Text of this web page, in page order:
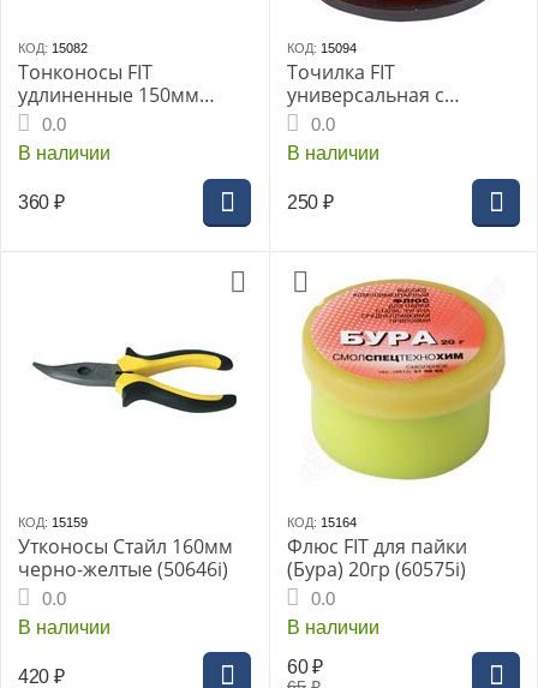
КОД: 15082
Тонконосы FIT
удлиненные 150мм
(51636i)
0.0
В наличии
360 ₽
КОД: 15094
Точилка FIT
универсальная с
вакуумной присоской
60х43мм
0.0
В наличии
250 ₽
КОД: 15159
Утконосы Стайл 160мм
черно-желтые (50646i)
0.0
В наличии
420 ₽
КОД: 15164
Флюс FIT для пайки
(Бура) 20гр (60575i)
0.0
В наличии
60 ₽